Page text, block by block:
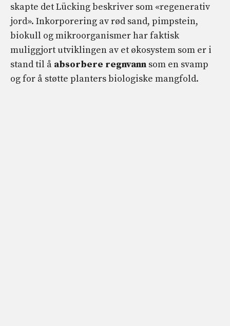
skapte det Lücking beskriver som «regenerativ
jord». Inkorporering av rød sand, pimpstein,
biokull og mikroorganismer har faktisk
muliggjort utviklingen av et økosystem som er i
stand til å absorbere regnvann som en svamp
og for å støtte planters biologiske mangfold.